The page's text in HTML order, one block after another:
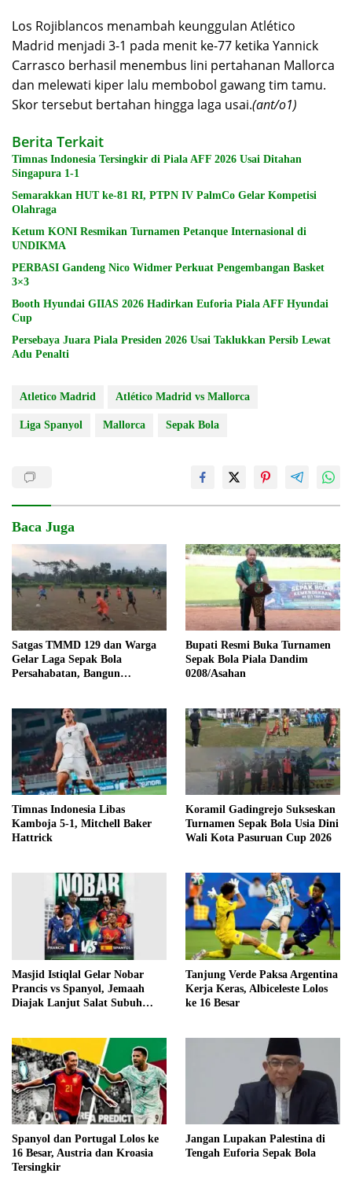
Los Rojiblancos menambah keunggulan Atlético
Madrid menjadi 3-1 pada menit ke-77 ketika Yannick
Carrasco berhasil menembus lini pertahanan Mallorca
dan melewati kiper lalu membobol gawang tim tamu.
Skor tersebut bertahan hingga laga usai.(ant/o1)
Berita Terkait
Timnas Indonesia Tersingkir di Piala AFF 2026 Usai Ditahan
Singapura 1-1
Semarakkan HUT ke-81 RI, PTPN IV PalmCo Gelar Kompetisi
Olahraga
Ketum KONI Resmikan Turnamen Petanque Internasional di
UNDIKMA
PERBASI Gandeng Nico Widmer Perkuat Pengembangan Basket
3×3
Booth Hyundai GIIAS 2026 Hadirkan Euforia Piala AFF Hyundai
Cup
Persebaya Juara Piala Presiden 2026 Usai Taklukkan Persib Lewat
Adu Penalti
Atletico Madrid Atlético Madrid vs Mallorca
Liga Spanyol Mallorca Sepak Bola
Baca Juga
Satgas TMMD 129 dan Warga
Gelar Laga Sepak Bola
Persahabatan, Bangun
Bupati Resmi Buka Turnamen
Sepak Bola Piala Dandim
0208/Asahan
Timnas Indonesia Libas
Kamboja 5-1, Mitchell Baker
Hattrick
Koramil Gadingrejo Sukseskan
Turnamen Sepak Bola Usia Dini
Wali Kota Pasuruan Cup 2026
Masjid Istiqlal Gelar Nobar
Prancis vs Spanyol, Jemaah
Diajak Lanjut Salat Subuh
Tanjung Verde Paksa Argentina
Kerja Keras, Albiceleste Lolos
ke 16 Besar
Spanyol dan Portugal Lolos ke
16 Besar, Austria dan Kroasia
Tersingkir
Jangan Lupakan Palestina di
Tengah Euforia Sepak Bola